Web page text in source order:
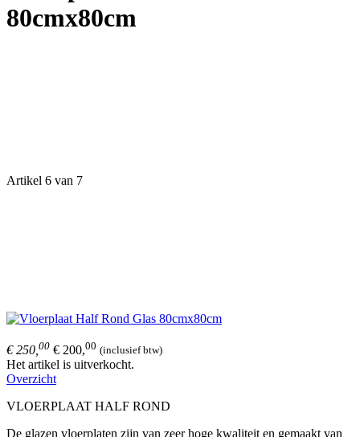
80cmx80cm
Artikel 6 van 7
€ 250, 00 € 200,00 (inclusief btw)
Het artikel is uitverkocht.
Overzicht
VLOERPLAAT HALF ROND
De glazen vloerplaten zijn van zeer hoge kwaliteit en gemaakt van